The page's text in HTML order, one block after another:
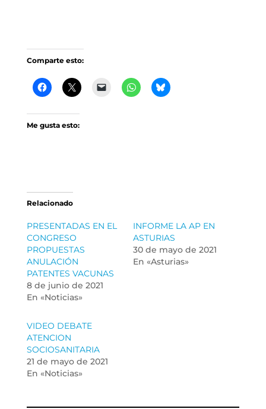
Comparte esto:
Me gusta esto:
Relacionado
PRESENTADAS EN EL
CONGRESO
PROPUESTAS
ANULACIÓN
PATENTES VACUNAS
8 de junio de 2021
En «Noticias»
INFORME LA AP EN
ASTURIAS
30 de mayo de 2021
En «Asturias»
VIDEO DEBATE
ATENCION
SOCIOSANITARIA
21 de mayo de 2021
En «Noticias»